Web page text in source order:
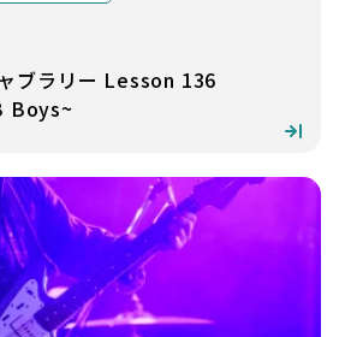
ブラリー Lesson 136
Boys~